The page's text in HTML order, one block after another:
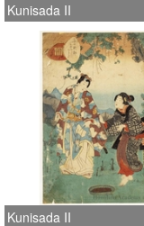
Kunisada II
Kunisada II